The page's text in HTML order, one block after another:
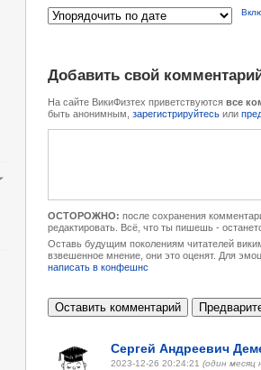
Добавить свой
На сайте ВикиФизтех приветствуются все
быть анонимным, зарегистрируйтесь или
ОСТОРОЖНО: после сохранения
редактировать. Всё, что ты пишешь -
Оставь будущим поколениям читателей
взвешенное мнение, они это оценят. Для
написать в конфешнс
Сергей Андреевич
2023-12-26 20:24:21 (один месяц